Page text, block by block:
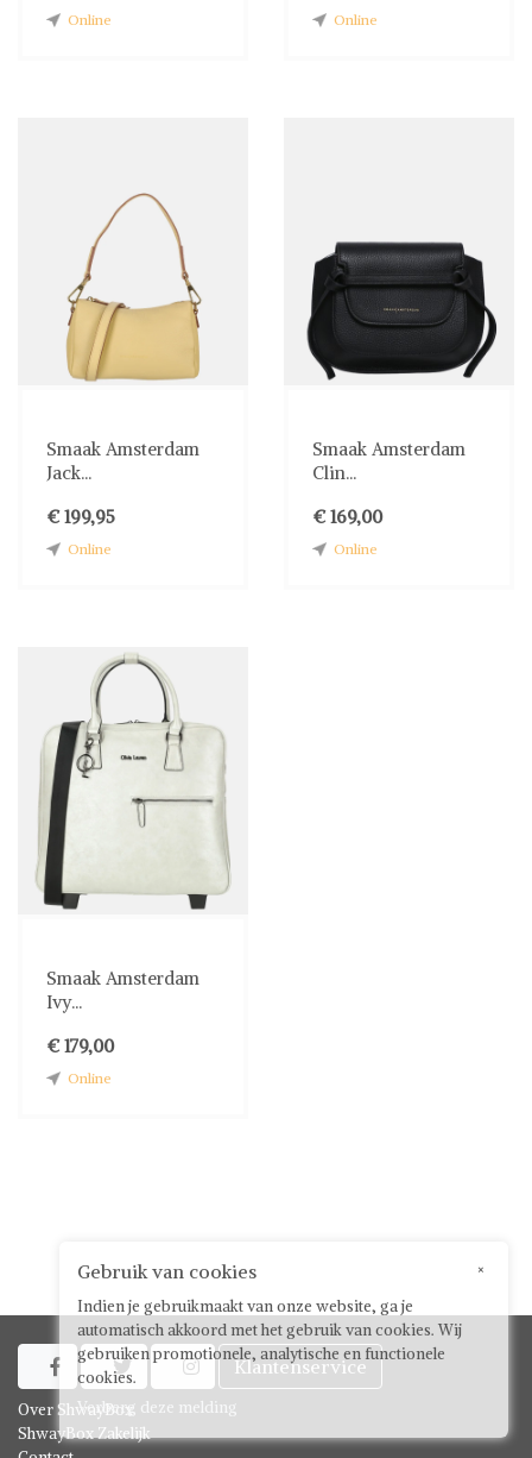
Online Online
Smaak Amsterdam
Jack...
€ 199,95
Online
Smaak Amsterdam
Clin...
€ 169,00
Online
Smaak Amsterdam
Ivy...
€ 179,00
Online
   Klantenservice
Over ShwayBox
ShwayBox Zakelijk
×
Gebruik van cookies
Indien je gebruikmaakt van onze website, ga je
automatisch akkoord met het gebruik van cookies. Wij
gebruiken promotionele, analytische en functionele
cookies.
Verberg deze melding